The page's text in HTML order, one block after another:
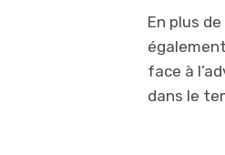
En plus
face à
dans le